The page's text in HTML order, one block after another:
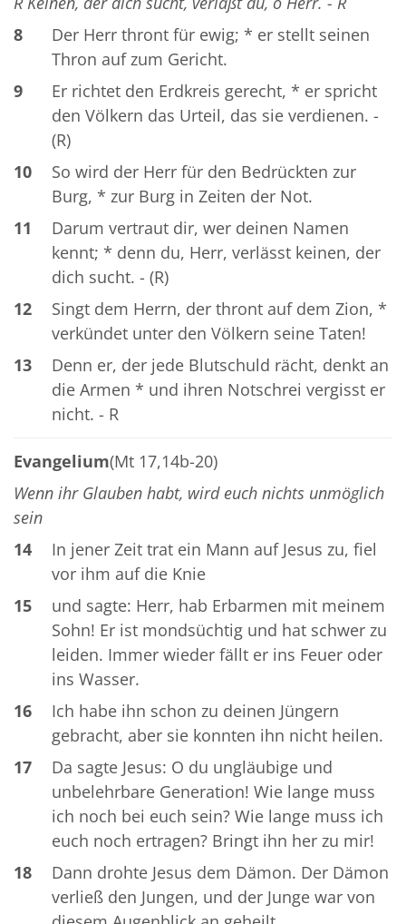
8
Der Herr thront für ewig; * er stellt seinen
Thron auf zum Gericht.
9
Er richtet den Erdkreis gerecht, * er spricht
den Völkern das Urteil, das sie verdienen. -
(R)
10
So wird der Herr für den Bedrückten zur
Burg, * zur Burg in Zeiten der Not.
11
Darum vertraut dir, wer deinen Namen
kennt; * denn du, Herr, verlässt keinen, der
dich sucht. - (R)
12
Singt dem Herrn, der thront auf dem Zion, *
verkündet unter den Völkern seine Taten!
13
Denn er, der jede Blutschuld rächt, denkt an
die Armen * und ihren Notschrei vergisst er
nicht. - R
Evangelium(Mt 17,14b-20)
Wenn ihr Glauben habt, wird euch nichts unmöglich
sein
14
In jener Zeit trat ein Mann auf Jesus zu, fiel
vor ihm auf die Knie
15
und sagte: Herr, hab Erbarmen mit meinem
Sohn! Er ist mondsüchtig und hat schwer zu
leiden. Immer wieder fällt er ins Feuer oder
ins Wasser.
16
Ich habe ihn schon zu deinen Jüngern
gebracht, aber sie konnten ihn nicht heilen.
17
Da sagte Jesus: O du ungläubige und
unbelehrbare Generation! Wie lange muss
ich noch bei euch sein? Wie lange muss ich
euch noch ertragen? Bringt ihn her zu mir!
18
Dann drohte Jesus dem Dämon. Der Dämon
verließ den Jungen, und der Junge war von